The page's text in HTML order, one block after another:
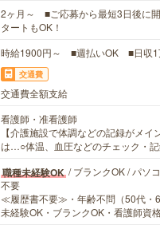
2ヶ月～ ■ご応募から最短3日後に
タートもOK！
時給1900円～ ■週払いOK ■日収1
交通費
交通費全額支給
看護師・准看護師
【介護施設で体調などの記録がメ
は…○体温、血圧などのチェック・
職種未経験OK / ブランクOK / パソ
不要
≪履歴書不要≫・年齢不問（50代・
未経験OK・ブランクOK・看護師資